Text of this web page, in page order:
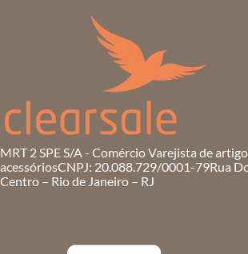
MRT 2 SPE S/A - Comércio Varejista de
acessóriosCNPJ: 20.088.729/0001-79Rua
Centro – Rio de Janeiro – RJ